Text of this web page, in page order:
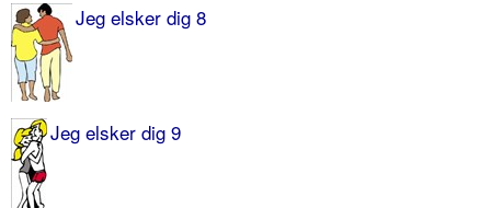
Jeg elsker dig 8
Jeg elsker dig 9